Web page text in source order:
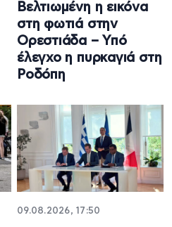
Βελτιωμένη η εικόνα
στη φωτιά στην
Ορεστιάδα – Υπό
έλεγχο η πυρκαγιά στη
Ροδόπη
09.08.2026, 17:50